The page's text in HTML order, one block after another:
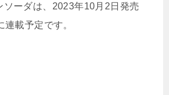
ソーダは、2023年10月2日発売
載予定です。